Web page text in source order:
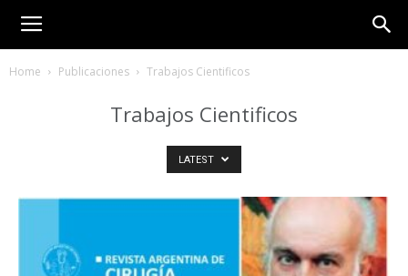
Home Publicaciones Trabajos Cientificos
Trabajos Cientificos
LATEST